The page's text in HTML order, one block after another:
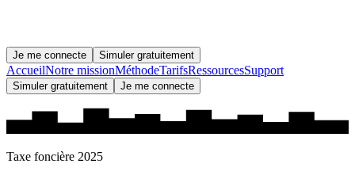
Je me connecte Simuler gratuitement
AccueilNotre missionMéthodeTarifsRessourcesSupport
Simuler gratuitement Je me connecte
Taxe foncière 2025